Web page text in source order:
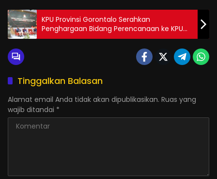
KPU Provinsi Gorontalo Serahkan
Penghargaan Bidang Perencanaan ke KPU
Kabupaten /Kota
Tinggalkan Balasan
Alamat email Anda tidak akan dipublikasikan. Ruas yang
wajib ditandai *